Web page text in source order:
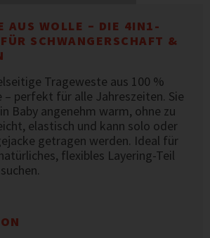
AUS WOLLE – DIE 4IN1-
SCHWANGERSCHAFT &
Trageweste aus 100 %
– perfekt für alle Jahreszeiten. Sie
Baby angenehm warm, ohne zu
elastisch und kann solo oder
getragen werden. Ideal für
flexibles Layering-Teil